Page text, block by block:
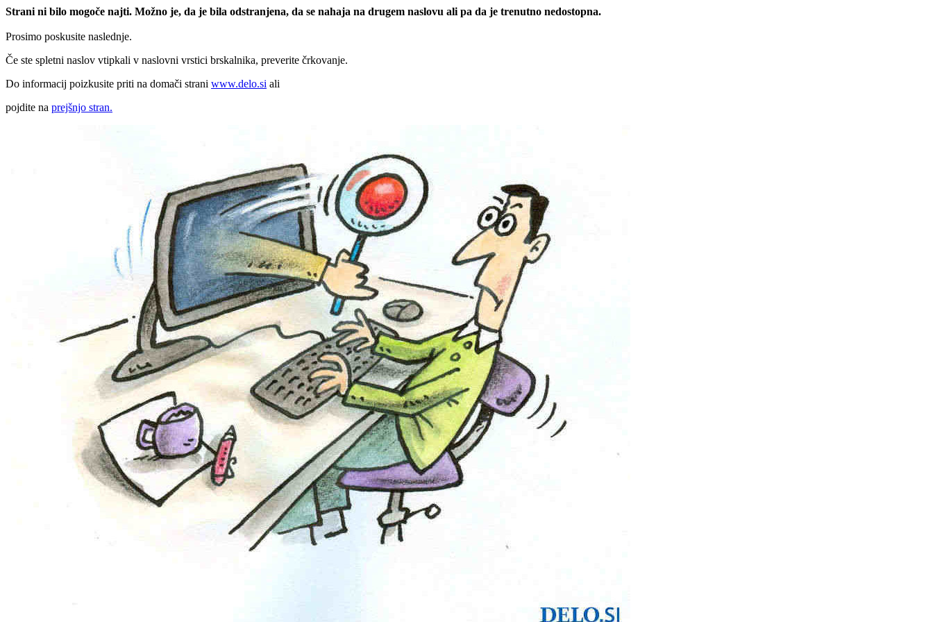
Strani ni bilo mogoče najti. Možno je, da je bila odstranjena, da se nahaja na drugem naslovu ali pa da je trenutno nedostopna.
Prosimo poskusite naslednje.
Če ste spletni naslov vtipkali v naslovni vrstici brskalnika, preverite črkovanje.
Do informacij poizkusite priti na domači strani www.delo.si ali
pojdite na prejšnjo stran.